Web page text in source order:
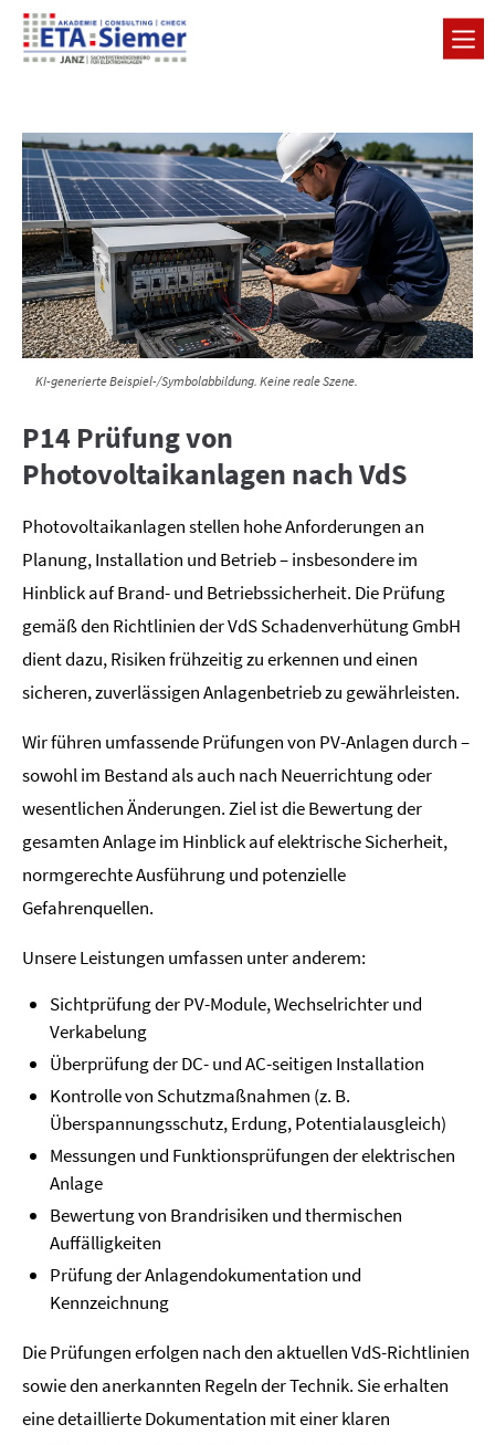
KI-generierte Beispiel-/Symbolabbildung. Keine reale Szene.
P14 Prüfung von
Photovoltaikanlagen nach VdS
Photovoltaikanlagen stellen hohe Anforderungen an
Planung, Installation und Betrieb – insbesondere im
Hinblick auf Brand- und Betriebssicherheit. Die Prüfung
gemäß den Richtlinien der VdS Schadenverhütung GmbH
dient dazu, Risiken frühzeitig zu erkennen und einen
sicheren, zuverlässigen Anlagenbetrieb zu gewährleisten.
Wir führen umfassende Prüfungen von PV-Anlagen durch –
sowohl im Bestand als auch nach Neuerrichtung oder
wesentlichen Änderungen. Ziel ist die Bewertung der
gesamten Anlage im Hinblick auf elektrische Sicherheit,
normgerechte Ausführung und potenzielle
Gefahrenquellen.
Unsere Leistungen umfassen unter anderem:
Sichtprüfung der PV-Module, Wechselrichter und
Verkabelung
Überprüfung der DC- und AC-seitigen Installation
Kontrolle von Schutzmaßnahmen (z. B.
Überspannungsschutz, Erdung, Potentialausgleich)
Messungen und Funktionsprüfungen der elektrischen
Anlage
Bewertung von Brandrisiken und thermischen
Auffälligkeiten
Prüfung der Anlagendokumentation und
Kennzeichnung
Die Prüfungen erfolgen nach den aktuellen VdS-Richtlinien
sowie den anerkannten Regeln der Technik. Sie erhalten
eine detaillierte Dokumentation mit einer klaren